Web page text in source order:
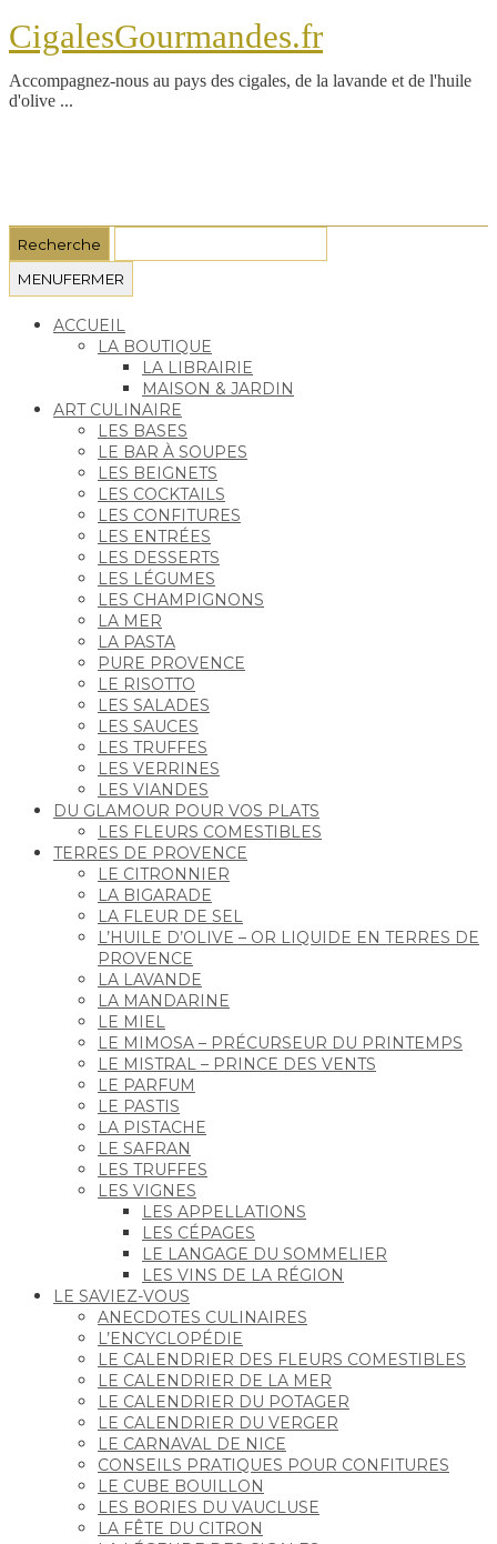
CigalesGourmandes.fr
Accompagnez-nous au pays des cigales, de la lavande et de l'huile
d'olive ...
MENUFERMER
ACCUEIL
LA BOUTIQUE
LA LIBRAIRIE
MAISON & JARDIN
ART CULINAIRE
LES BASES
LE BAR À SOUPES
LES BEIGNETS
LES COCKTAILS
LES CONFITURES
LES ENTRÉES
LES DESSERTS
LES LÉGUMES
LES CHAMPIGNONS
LA MER
LA PASTA
PURE PROVENCE
LE RISOTTO
LES SALADES
LES SAUCES
LES TRUFFES
LES VERRINES
LES VIANDES
DU GLAMOUR POUR VOS PLATS
LES FLEURS COMESTIBLES
TERRES DE PROVENCE
LE CITRONNIER
LA BIGARADE
LA FLEUR DE SEL
L’HUILE D’OLIVE – OR LIQUIDE EN TERRES DE
PROVENCE
LA LAVANDE
LA MANDARINE
LE MIEL
LE MIMOSA – PRÉCURSEUR DU PRINTEMPS
LE MISTRAL – PRINCE DES VENTS
LE PARFUM
LE PASTIS
LA PISTACHE
LE SAFRAN
LES TRUFFES
LES VIGNES
LES APPELLATIONS
LES CÉPAGES
LE LANGAGE DU SOMMELIER
LES VINS DE LA RÉGION
LE SAVIEZ-VOUS
ANECDOTES CULINAIRES
L’ENCYCLOPÉDIE
LE CALENDRIER DES FLEURS COMESTIBLES
LE CALENDRIER DE LA MER
LE CALENDRIER DU POTAGER
LE CALENDRIER DU VERGER
LE CARNAVAL DE NICE
CONSEILS PRATIQUES POUR CONFITURES
LE CUBE BOUILLON
LES BORIES DU VAUCLUSE
LA FÊTE DU CITRON